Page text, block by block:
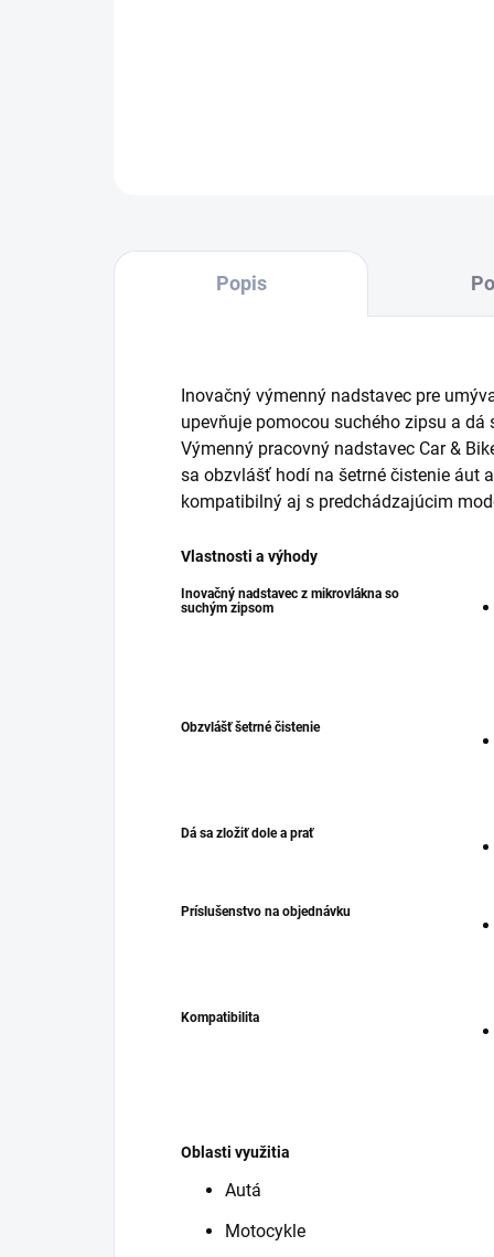
Popis
Inovačný výmenný nadstavec pre
upevňuje pomocou suchého zipsu a dá
Výmenný pracovný nadstavec Car &
sa obzvlášť hodí na šetrné čistenie áut
kompatibilný aj s predchádzajúcim
Vlastnosti a výhody
Inovačný nadstavec z mikrovlákna so
suchým zipsom
Obzvlášť šetrné čistenie
Dá sa zložiť dole a prať
Príslušenstvo na objednávku
Kompatibilita
Oblasti využitia
Autá
Motocykle